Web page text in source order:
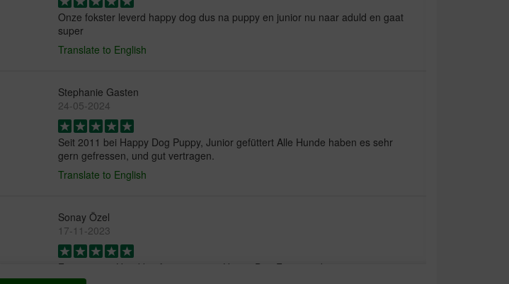
Onze fokster leverd happy dog dus na puppy en junior nu naar aduld en gaat
super
Translate to English
Stephanie Gasten
24-05-2024
Seit 2011 bei Happy Dog Puppy, Junior gefüttert Alle Hunde haben es sehr
gern gefressen, und gut vertragen.
Translate to English
Sonay Özel
17-11-2023
Für unseren Hund kaufen wir immer Happy Dog Futter und ist